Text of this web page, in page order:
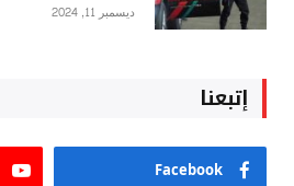
ديسمبر 11, 2024
إتبعنا
Facebook